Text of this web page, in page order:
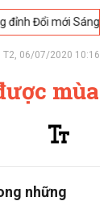
mới Sáng tạo
T2, 06/07/2020 10:16
mùa
những